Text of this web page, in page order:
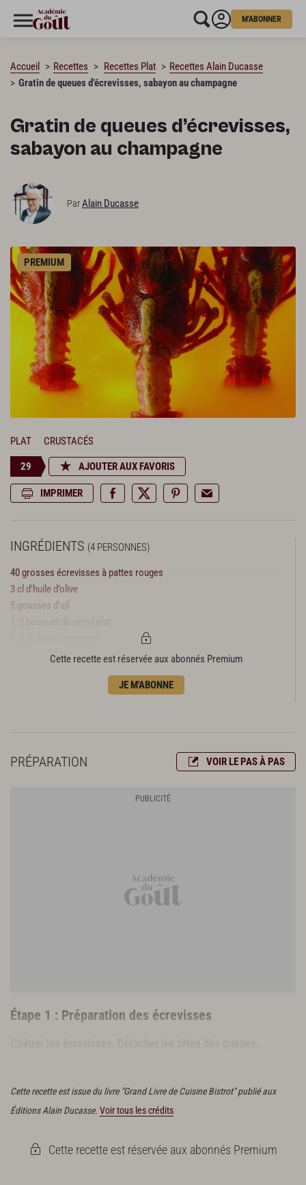
M'ABONNER
Accueil Recettes Recettes Plat
Recettes Alain Ducasse
Gratin de queues d’écrevisses, sabayon au champagne
Gratin de queues d’écrevisses,
sabayon au champagne
ParAlain Ducasse
PREMIUM
PLAT CRUSTACÉS
29 AJOUTER AUX FAVORIS
IMPRIMER
INGRÉDIENTS (4 PERSONNES)
40 grosses écrevisses à pattes rouges
3 cl d’huile d’olive
5 gousses d’ail
10 cl de fumet d’écrevisse
4 jaunes d’œufs
4 c. à s. de beurre clarifié
Cette recette est réservée aux abonnés Premium
JE M'ABONNE
PRÉPARATION VOIR LE PAS À PAS
Étape 1 : Préparation des écrevisses
Cette recette est issue du livre "Grand Livre de Cuisine Bistrot" publié aux
Éditions Alain Ducasse. Voir tous les crédits
Cette recette est réservée aux abonnés Premium
CHARGEMENT…